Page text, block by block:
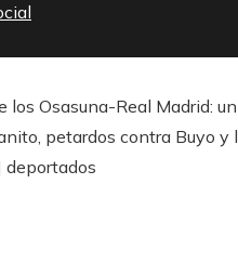
los Osasuna-Real Madrid: un
petardos contra Buyo y
deportados